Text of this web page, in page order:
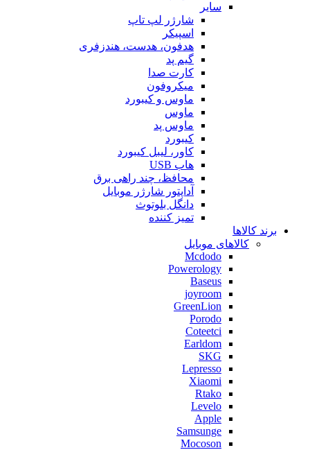
سایر
شارژر لپ تاپ
اسپیکر
هدفون، هدست، هندزفری
گیم پد
کارت صدا
میکروفون
ماوس و کیبورد
ماوس
ماوس پد
کیبورد
کاور، لیبل کیبورد
هاب USB
محافظ، چند راهی برق
آداپتور شارژر موبایل
دانگل بلوتوث
تمیز کننده
برند کالاها
کالاهای موبایل
Mcdodo
Powerology
Baseus
joyroom
GreenLion
Porodo
Coteetci
Earldom
SKG
Lepresso
Xiaomi
Rtako
Levelo
Apple
Samsunge
Mocoson